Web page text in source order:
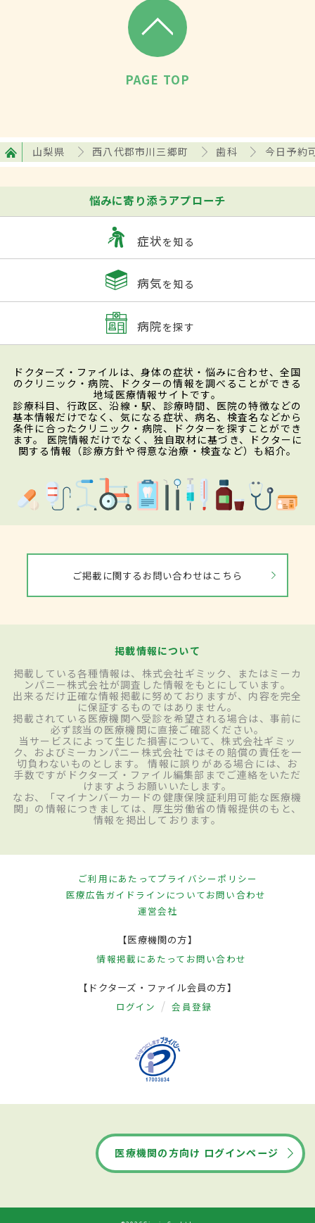
PAGE TOP
山梨県 西八代郡市川三郷町 歯科 今日予約
悩みに寄り添うアプローチ
症状を知る
病気を知る
病院を探す
ドクターズ・ファイルは、身体の症状・悩みに合わせ、全国
のクリニック・病院、ドクターの情報を調べることができる
地域医療情報サイトです。
診療科目、行政区、沿線・駅、診療時間、医院の特徴などの
基本情報だけでなく、気になる症状、病名、検査名などから
条件に合ったクリニック・病院、ドクターを探すことができ
ます。 医院情報だけでなく、独自取材に基づき、ドクターに
関する情報（診療方針や得意な治療・検査など）も紹介。
ご掲載に関するお問い合わせはこちら
掲載情報について
掲載している各種情報は、株式会社ギミック、またはミーカ
ンパニー株式会社が調査した情報をもとにしています。
出来るだけ正確な情報掲載に努めておりますが、内容を完全
に保証するものではありません。
掲載されている医療機関へ受診を希望される場合は、事前に
必ず該当の医療機関に直接ご確認ください。
当サービスによって生じた損害について、株式会社ギミッ
ク、およびミーカンパニー株式会社ではその賠償の責任を一
切負わないものとします。 情報に誤りがある場合には、お
手数ですがドクターズ・ファイル編集部までご連絡をいただ
けますようお願いいたします。
なお、「マイナンバーカードの健康保険証利用可能な医療機
関」の情報につきましては、厚生労働省の情報提供のもと、
情報を掲出しております。
ご利用にあたってプライバシーポリシー
医療広告ガイドラインについてお問い合わせ
運営会社
【医療機関の方】
情報掲載にあたって お問い合わせ
【ドクターズ・ファイル会員の方】
ログイン 会員登録
医療機関の方向け ログインページ